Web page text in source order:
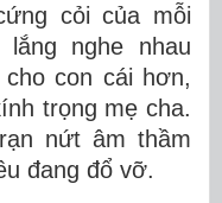
cỏi của mỗi
nghe nhau
con cái hơn,
trọng mẹ cha.
nứt âm thầm
đang đổ vỡ.